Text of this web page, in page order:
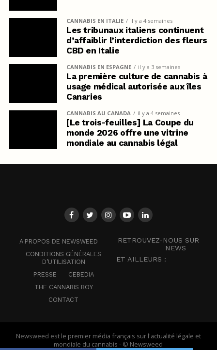
CANNABIS EN ITALIE il y a 4 semaines
Les tribunaux italiens continuent
d’affaiblir l’interdiction des fleurs
CBD en Italie
CANNABIS EN ESPAGNE il y a 3 semaines
La première culture de cannabis à
usage médical autorisée aux îles
Canaries
CANNABIS AU CANADA il y a 4 semaines
[Le trois-feuilles] La Coupe du
monde 2026 offre une vitrine
mondiale au cannabis légal
A PROPOS DE NEWSWEED
CONDITIONS GÉNÉRALES
D’UTILISATION
PRESSE
CEBEDIA
THE CANNABIS BOY
CONTACT
RETROUVEZ-NOUS SUR
NEWS
ET AILLEURS :
Newsweed est le premier média français sur l'actualité légale et
mondiale du cannabis - © Newsweed